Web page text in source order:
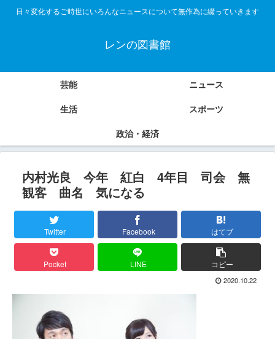
日々変化するご時世にいろんなニュースについて無作為に綴っていきます
レンの図書館
芸能
ニュース
生活
スポーツ
政治・経済
内村光良 今年 紅白 4年目 司会 無
観客 曲名 気になる
Twitter Facebook はてブ
Pocket LINE コピー
2020.10.22